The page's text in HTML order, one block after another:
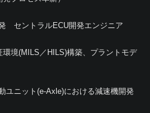
セントラルECU開発エンジニア
環境(MILS／HILS)構築、プラントモデ
ユニット(e-Axle)における減速機開発